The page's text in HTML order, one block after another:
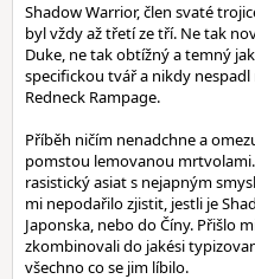
Shadow Warrior, člen svaté
byl vždy až třetí ze tří. Ne tak
Duke, ne tak obtížný a temný
specifickou tvář a nikdy
Redneck Rampage.
Příběh ničím nenadchne a
pomstou lemovanou
rasistický asiat s nejapným
mi nepodařilo zjistit, jestli je
Japonska, nebo do Číny. Přišlo
zkombinovali do jakési
všechno co se jim líbilo.